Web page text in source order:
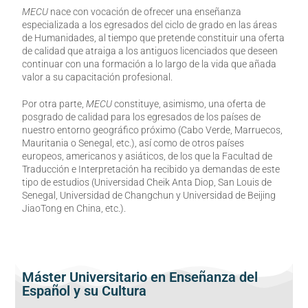
MECU nace con vocación de ofrecer una enseñanza
especializada a los egresados del ciclo de grado en las áreas
de Humanidades, al tiempo que pretende constituir una oferta
de calidad que atraiga a los antiguos licenciados que deseen
continuar con una formación a lo largo de la vida que añada
valor a su capacitación profesional.
Por otra parte,MECUconstituye, asimismo, una oferta de
posgrado de calidad para los egresados de los países de
nuestro entorno geográfico próximo (Cabo Verde, Marruecos,
Mauritania o Senegal, etc.), así como de otros países
europeos, americanos y asiáticos, de los que la Facultad de
Traducción e Interpretación ha recibido ya demandas de este
tipo de estudios (Universidad Cheik Anta Diop, San Louis de
Senegal, Universidad de Changchun y Universidad de Beijing
JiaoTong en China, etc.).
Máster Universitario en Enseñanza del
Español y su Cultura